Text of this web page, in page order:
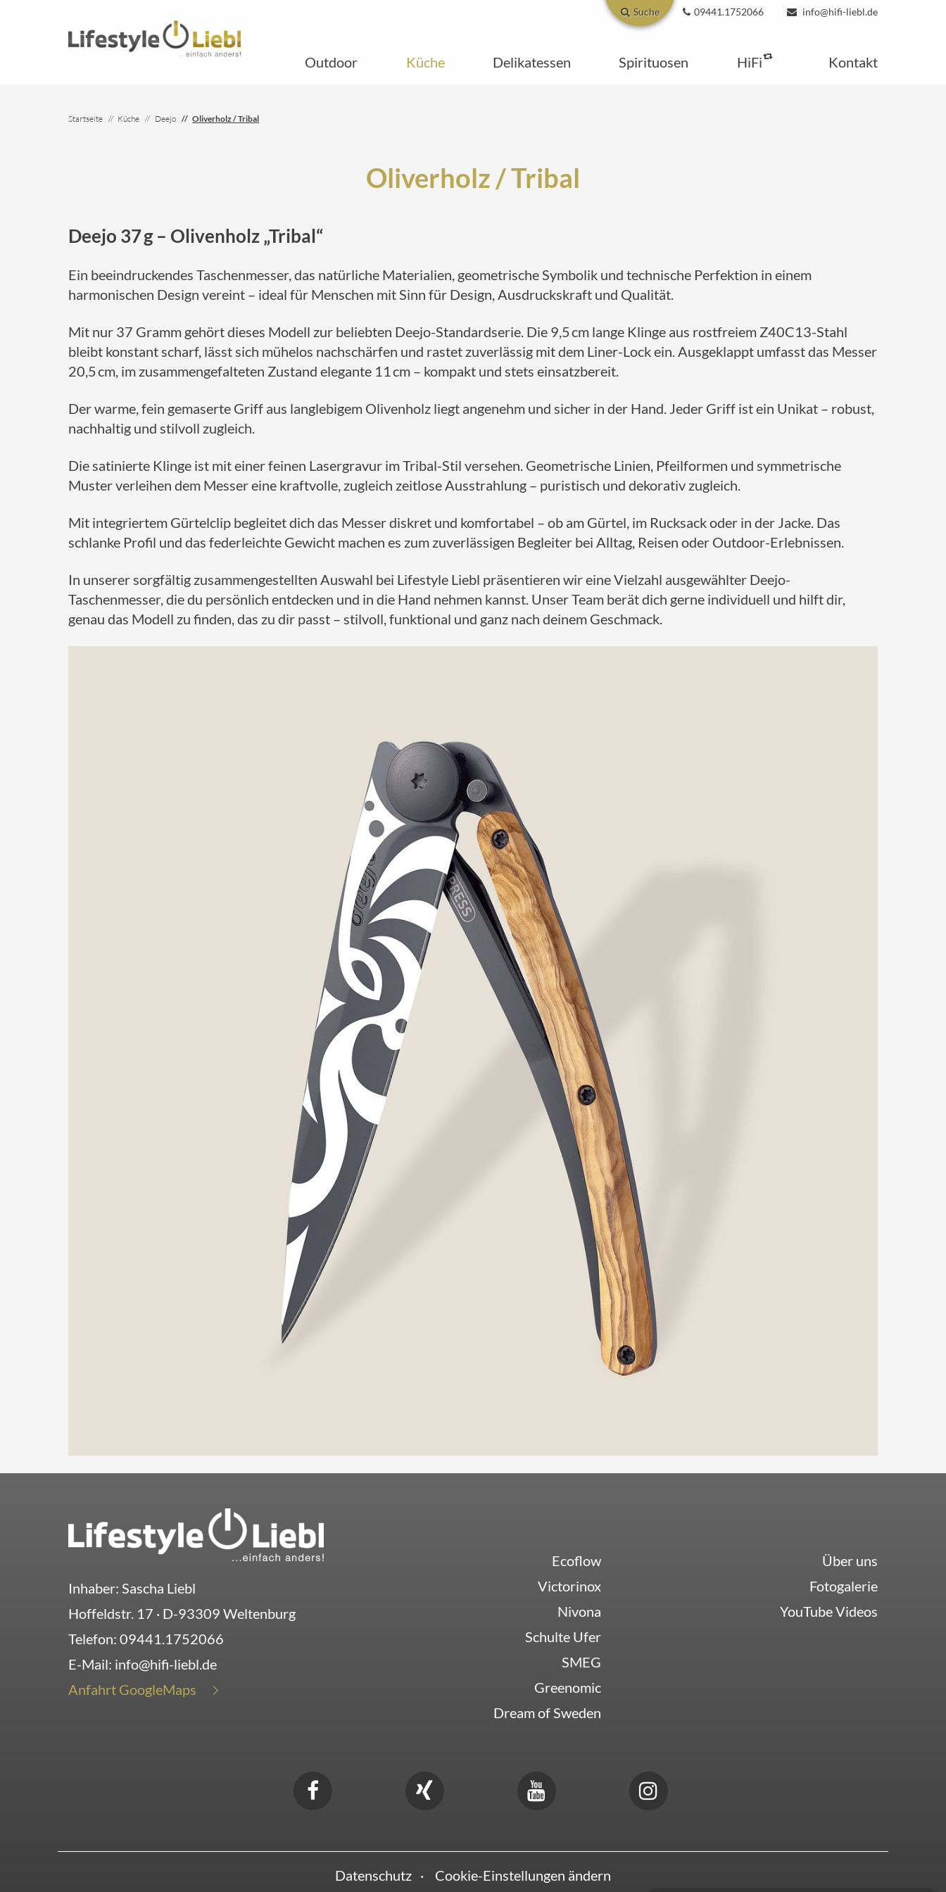
Suche 09441.1752066 info@hifi-liebl.de
Outdoor Küche Delikatessen Spirituosen HiFi Kontakt
Startseite Küche Deejo Oliverholz / Tribal
Oliverholz / Tribal
Deejo 37 g – Olivenholz „Tribal“
Ein beeindruckendes Taschenmesser, das natürliche Materialien, geometrische Symbolik und technische Perfektion in einem
harmonischen Design vereint – ideal für Menschen mit Sinn für Design, Ausdruckskraft und Qualität.
Mit nur 37 Gramm gehört dieses Modell zur beliebten Deejo-Standardserie. Die 9,5 cm lange Klinge aus rostfreiem Z40C13-Stahl
bleibt konstant scharf, lässt sich mühelos nachschärfen und rastet zuverlässig mit dem Liner-Lock ein. Ausgeklappt umfasst das Messer
20,5 cm, im zusammengefalteten Zustand elegante 11 cm – kompakt und stets einsatzbereit.
Der warme, fein gemaserte Griff aus langlebigem Olivenholz liegt angenehm und sicher in der Hand. Jeder Griff ist ein Unikat – robust,
nachhaltig und stilvoll zugleich.
Die satinierte Klinge ist mit einer feinen Lasergravur im Tribal-Stil versehen. Geometrische Linien, Pfeilformen und symmetrische
Muster verleihen dem Messer eine kraftvolle, zugleich zeitlose Ausstrahlung – puristisch und dekorativ zugleich.
Mit integriertem Gürtelclip begleitet dich das Messer diskret und komfortabel – ob am Gürtel, im Rucksack oder in der Jacke. Das
schlanke Profil und das federleichte Gewicht machen es zum zuverlässigen Begleiter bei Alltag, Reisen oder Outdoor-Erlebnissen.
In unserer sorgfältig zusammengestellten Auswahl bei Lifestyle Liebl präsentieren wir eine Vielzahl ausgewählter Deejo-
Taschenmesser, die du persönlich entdecken und in die Hand nehmen kannst. Unser Team berät dich gerne individuell und hilft dir,
genau das Modell zu finden, das zu dir passt – stilvoll, funktional und ganz nach deinem Geschmack.
Inhaber: Sascha Liebl
Hoffeldstr. 17 · D-93309 Weltenburg
Telefon: 09441.1752066
E-Mail: info@hifi-liebl.de
Anfahrt GoogleMaps
Ecoflow
Victorinox
Nivona
Schulte Ufer
SMEG
Greenomic
Dream of Sweden
Über uns
Fotogalerie
YouTube Videos
Datenschutz Cookie-Einstellungen ändern